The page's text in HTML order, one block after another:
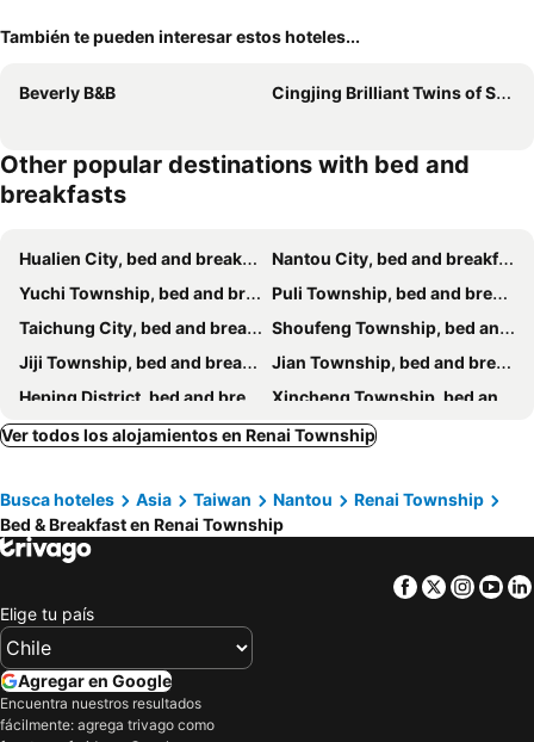
También te pueden interesar estos hoteles...
Beverly B&B Cingjing Brilliant Twins of Seattle
Other popular destinations with bed and
breakfasts
Hualien City, bed and breakfasts
Nantou City, bed and breakfasts
Yuchi Township, bed and breakfasts
Puli Township, bed and breakfasts
Taichung City, bed and breakfasts
Shoufeng Township, bed and breakfasts
Jiji Township, bed and breakfasts
Jian Township, bed and breakfasts
Heping District, bed and breakfasts
Xincheng Township, bed and breakfasts
Xinyi Township, bed and breakfasts
Shuili Township, bed and breakfasts
Fenglin Township, bed and breakfasts
Dongshi District, bed and breakfasts
Caotun Township, bed and breakfasts
North District, bed and breakfasts
Zhuolan Township, bed and breakfasts
Ver todos los alojamientos en Renai Township
Busca hoteles Asia Taiwan Nantou
Renai Township
Bed & Breakfast en Renai Township
Facebook
Twitter
Elige tu país
Agregar en Google
Encuentra nuestros resultados
fácilmente: agrega trivago como